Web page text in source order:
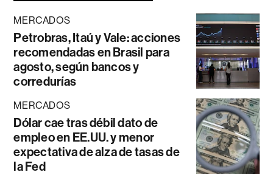
MERCADOS
Petrobras, Itaú y Vale: acciones
recomendadas en Brasil para
agosto, según bancos y
corredurías
MERCADOS
Dólar cae tras débil dato de
empleo en EE.UU. y menor
expectativa de alza de tasas de
la Fed